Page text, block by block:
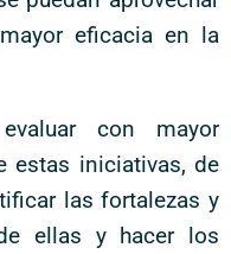
eficacia en la
con mayor
estas iniciativas, de
las fortalezas y
ellas y hacer los